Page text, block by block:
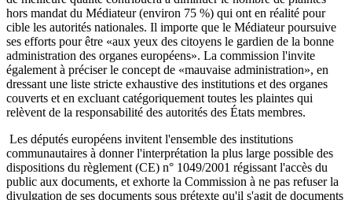
hors mandat du Médiateur (environ 75 %) qui ont en réalité pour
cible les autorités nationales. Il importe que le Médiateur poursuive
ses efforts pour être «aux yeux des citoyens le gardien de la bonne
administration des organes européens». La commission l'invite
également à préciser le concept de «mauvaise administration», en
dressant une liste stricte exhaustive des institutions et des organes
couverts et en excluant catégoriquement toutes les plaintes qui
relèvent de la responsabilité des autorités des États membres.
Les députés européens invitent l'ensemble des institutions
communautaires à donner l'interprétation la plus large possible des
dispositions du règlement (CE) n° 1049/2001 régissant l'accès du
public aux documents, et exhorte la Commission à ne pas refuser la
divulgation de ses documents sous prétexte qu'il s'agit de documents